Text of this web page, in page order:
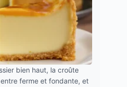
bien haut, la croûte
ferme et fondante, et